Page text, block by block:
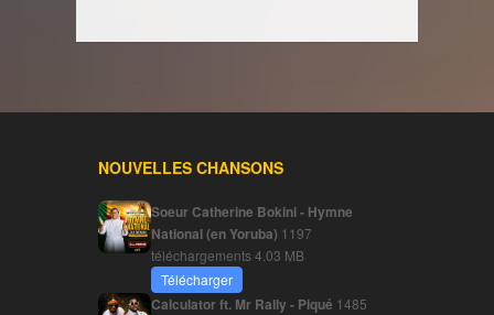
NOUVELLES CHANSONS
Soeur Catherine Bokini - Hymne
National (en Yoruba) 1197
téléchargements4.03 MB
Télécharger
Calculator ft. Mr Rally - Piqué 1485